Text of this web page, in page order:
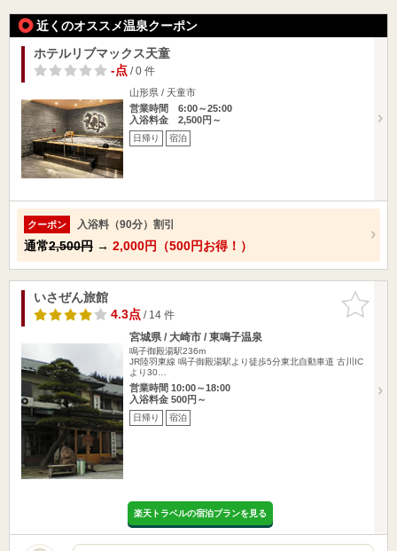
近くのオススメ温泉クーポン
ホテルリブマックス天童
-点/ 0 件
山形県 / 天童市
営業時間 6:00～25:00
入浴料金 2,500円～
日帰り 宿泊
クーポン 入浴料（90分）割引
通常2,500円 → 2,000円（500円お得！）
お気に入
りに追加
いさぜん旅館
4.3点/ 14 件
宮城県 / 大崎市 / 東鳴子温泉
鳴子御殿湯駅236m
JR陸羽東線 鳴子御殿湯駅より徒歩5分東北自動車道 古川IC
より30…
営業時間 10:00～18:00
入浴料金 500円～
日帰り 宿泊
楽天トラベルの宿泊プランを見る